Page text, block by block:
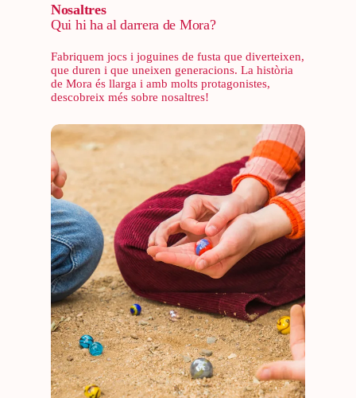
Nosaltres
Qui hi ha al darrera de Mora?
Fabriquem jocs i joguines de fusta que diverteixen,
que duren i que uneixen generacions. La història
de Mora és llarga i amb molts protagonistes,
descobreix més sobre nosaltres!